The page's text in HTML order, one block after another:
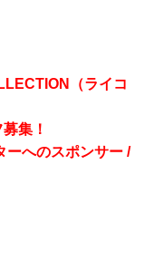
（ライコ
集！
へのスポンサー /